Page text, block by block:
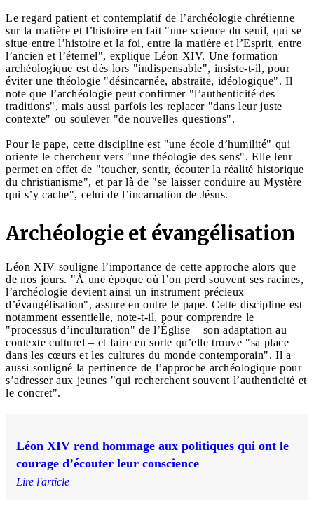
Le regard patient et contemplatif de l’archéologie chrétienne
sur la matière et l’histoire en fait "une science du seuil, qui se
situe entre l’histoire et la foi, entre la matière et l’Esprit, entre
l’ancien et l’éternel", explique Léon XIV. Une formation
archéologique est dès lors "indispensable", insiste-t-il, pour
éviter une théologie "désincarnée, abstraite, idéologique". Il
note que l’archéologie peut confirmer "l’authenticité des
traditions", mais aussi parfois les replacer "dans leur juste
contexte" ou soulever "de nouvelles questions".
Pour le pape, cette discipline est "une école d’humilité" qui
oriente le chercheur vers "une théologie des sens". Elle leur
permet en effet de "toucher, sentir, écouter la réalité historique
du christianisme", et par là de "se laisser conduire au Mystère
qui s’y cache", celui de l’incarnation de Jésus.
Archéologie et évangélisation
Léon XIV souligne l’importance de cette approche alors que
de nos jours. "À une époque où l’on perd souvent ses racines,
l’archéologie devient ainsi un instrument précieux
d’évangélisation", assure en outre le pape. Cette discipline est
notamment essentielle, note-t-il, pour comprendre le
"processus d’inculturation" de l’Église – son adaptation au
contexte culturel – et faire en sorte qu’elle trouve "sa place
dans les cœurs et les cultures du monde contemporain". Il a
aussi souligné la pertinence de l’approche archéologique pour
s’adresser aux jeunes "qui recherchent souvent l’authenticité et
le concret".
Léon XIV rend hommage aux politiques qui ont le
courage d’écouter leur conscience
Lire l'article